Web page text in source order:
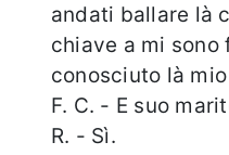
andati ballare là
chiave a mi sono
conosciuto là
F. C. - E suo
R. - Sì.